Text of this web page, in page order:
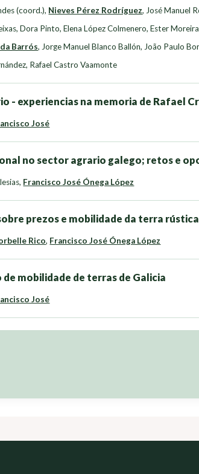
(coord.), Nieves Pérez Rodríguez, José Manuel
Dora Pinto, Elena López Colmenero, Ester
Barrós, Jorge Manuel Blanco Ballón, João Paulo
Rafael Castro Vaamonte
- experiencias na memoria de Rafael
José
no sector agrario galego; retos e
, Francisco José Ónega López
prezos e mobilidade da terra
Rico, Francisco José Ónega López
mobilidade de terras de Galicia
José